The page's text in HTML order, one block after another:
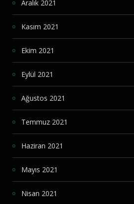
Aralık 2021
Kasım 2021
Ekim 2021
Eylül 2021
Ağustos 2021
Temmuz 2021
Haziran 2021
Mayıs 2021
Nisan 2021